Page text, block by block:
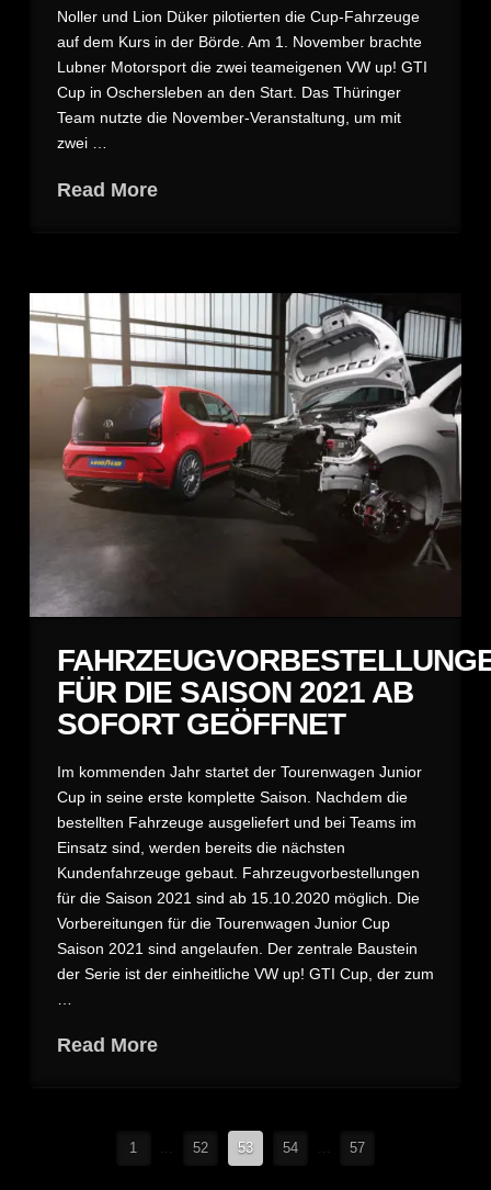
Noller und Lion Düker pilotierten die Cup-Fahrzeuge
auf dem Kurs in der Börde. Am 1. November brachte
Lubner Motorsport die zwei teameigenen VW up! GTI
Cup in Oschersleben an den Start. Das Thüringer
Team nutzte die November-Veranstaltung, um mit
zwei …
Read More
FÜR DIE SAISON 2021 AB
SOFORT GEÖFFNET
Im kommenden Jahr startet der Tourenwagen Junior
Cup in seine erste komplette Saison. Nachdem die
bestellten Fahrzeuge ausgeliefert und bei Teams im
Einsatz sind, werden bereits die nächsten
Kundenfahrzeuge gebaut. Fahrzeugvorbestellungen
für die Saison 2021 sind ab 15.10.2020 möglich. Die
Vorbereitungen für die Tourenwagen Junior Cup
Saison 2021 sind angelaufen. Der zentrale Baustein
der Serie ist der einheitliche VW up! GTI Cup, der zum
Read More
1 ... 52 53 54 ... 57